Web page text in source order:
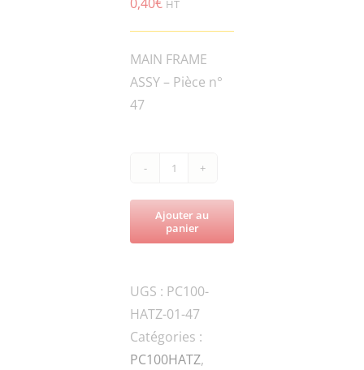
0,40€ HT
MAIN FRAME
ASSY – Pièce n°
47
de
PC100DZ-
FN.B-
8.8-
DIN-
1
BOLT
Ajouter au
panier
UGS : PC100-
HATZ-01-47
Catégories :
PC100HATZ,